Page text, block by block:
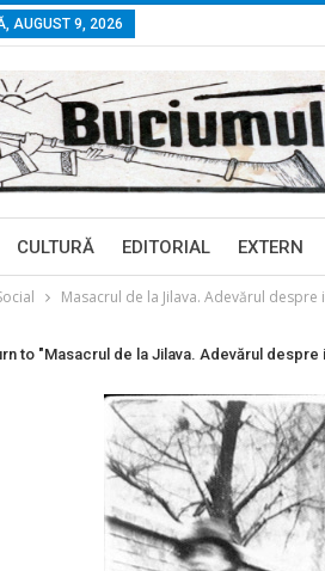
AUGUST 9, 2026
CULTURĂ EDITORIAL EXTERN
Masacrul de la Jilava. Adevărul despre
to "Masacrul de la Jilava. Adevărul despre